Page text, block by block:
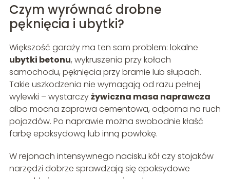
Czym wyrównać drobne
pęknięcia i ubytki?
Większość garaży ma ten sam problem: lokalne
ubytki betonu, wykruszenia przy kołach
samochodu, pęknięcia przy bramie lub słupach.
Takie uszkodzenia nie wymagają od razu pełnej
wylewki – wystarczyżywiczna masa naprawcza
albo mocna zaprawa cementowa, odporna na ruch
pojazdów. Po naprawie można swobodnie kłaść
farbę epoksydową lub inną powłokę.
W rejonach intensywnego nacisku kół czy stojaków
narzędzi dobrze sprawdzają się epoksydowe